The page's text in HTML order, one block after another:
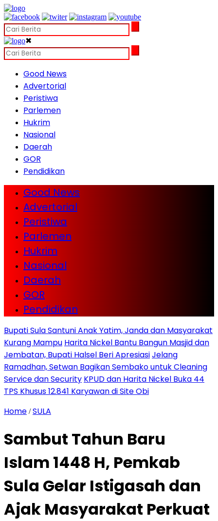
✖
Good News
Advertorial
Peristiwa
Parlemen
Hukrim
Nasional
Daerah
GOR
Pendidikan
Good News
Advertorial
Peristiwa
Parlemen
Hukrim
Nasional
Daerah
GOR
Pendidikan
Bupati Sula Santuni Anak Yatim, Janda dan Masyarakat
Kurang Mampu Harita Nickel Bantu Bangun Masjid dan
Jembatan, Bupati Halsel Beri ApresiasiJelang
Ramadhan, Setwan Bagikan Sembako untuk Cleaning
Service dan Security KPUD dan Harita Nickel Buka 44
TPS Khusus 12.841 Karyawan di Site Obi
Home /SULA
Sambut Tahun Baru
Islam 1448 H, Pemkab
Sula Gelar Istigasah dan
Ajak Masyarakat Perkuat